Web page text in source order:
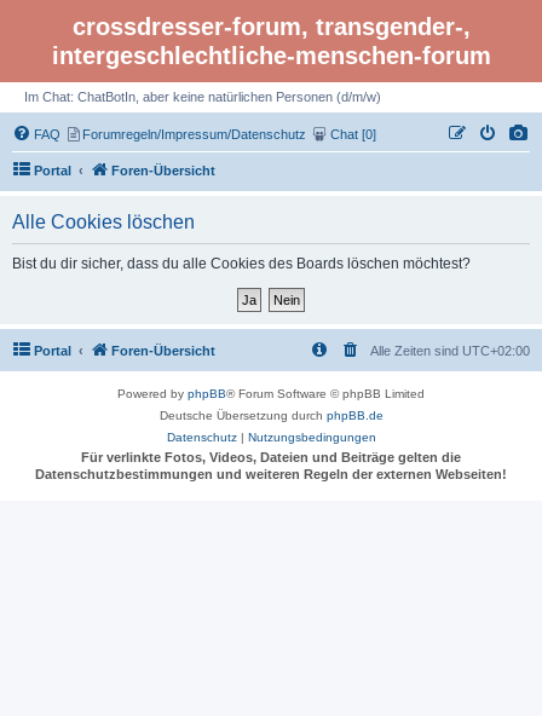
crossdresser-forum, transgender-,
intergeschlechtliche-menschen-forum
Im Chat: ChatBotIn, aber keine natürlichen Personen (d/m/w)
FAQ Forumregeln/Impressum/Datenschutz Chat [0]
Portal Foren-Übersicht
Alle Cookies löschen
Bist du dir sicher, dass du alle Cookies des Boards löschen möchtest?
Portal Foren-Übersicht Alle Zeiten sind UTC+02:00
Powered by phpBB® Forum Software © phpBB Limited
Deutsche Übersetzung durch phpBB.de
Datenschutz| Nutzungsbedingungen
Für verlinkte Fotos, Videos, Dateien und Beiträge gelten die
Datenschutzbestimmungen und weiteren Regeln der externen Webseiten!